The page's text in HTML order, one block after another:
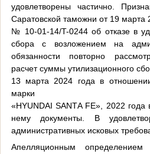
удовлетворены частично.
Саратовской таможни от 19 марта
№ 10-01-14/T-0244 об отказе в
сбора с возложением на
обязанности повторно
расчет суммы утилизационного
13 марта 2024 года в
марки
«НYUNDAI SANТA FE», 2022
нему документы. В
административных исковых
Апелляционным